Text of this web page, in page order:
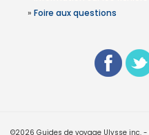
» Foire aux questions
©2026 Guides de voyage Ulysse inc.